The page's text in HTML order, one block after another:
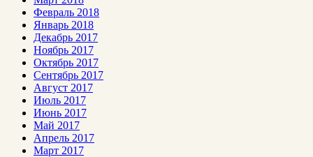
Февраль 2018
Январь 2018
Декабрь 2017
Ноябрь 2017
Октябрь 2017
Сентябрь 2017
Август 2017
Июль 2017
Июнь 2017
Май 2017
Апрель 2017
Март 2017